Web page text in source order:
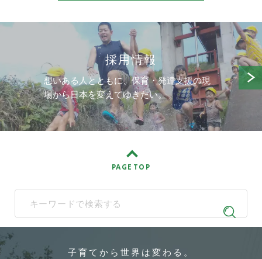
採用情報
想いある人とともに、保育・発達支援の現
場から日本を変えてゆきたい。
PAGE TOP
When autocomplete results are available use up and down
子育てから 世界は変わる。